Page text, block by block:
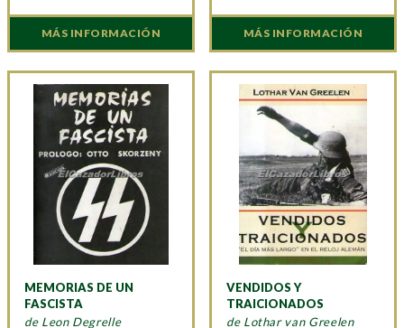
MÁS INFORMACIÓN MÁS INFORMACIÓN
MEMORIAS DE UN
FASCISTA
de Leon Degrelle
VENDIDOS Y
TRAICIONADOS
de Lothar van Greelen